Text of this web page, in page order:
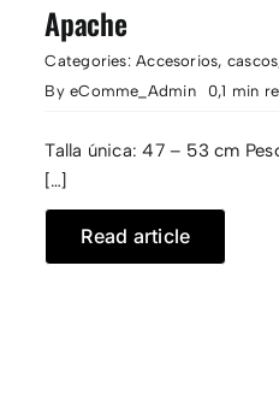
Apache
Categories:Accesorios, cascos
ByeComme_Admin 0,1 min
Talla única: 47 – 53 cm
[…]
Read article